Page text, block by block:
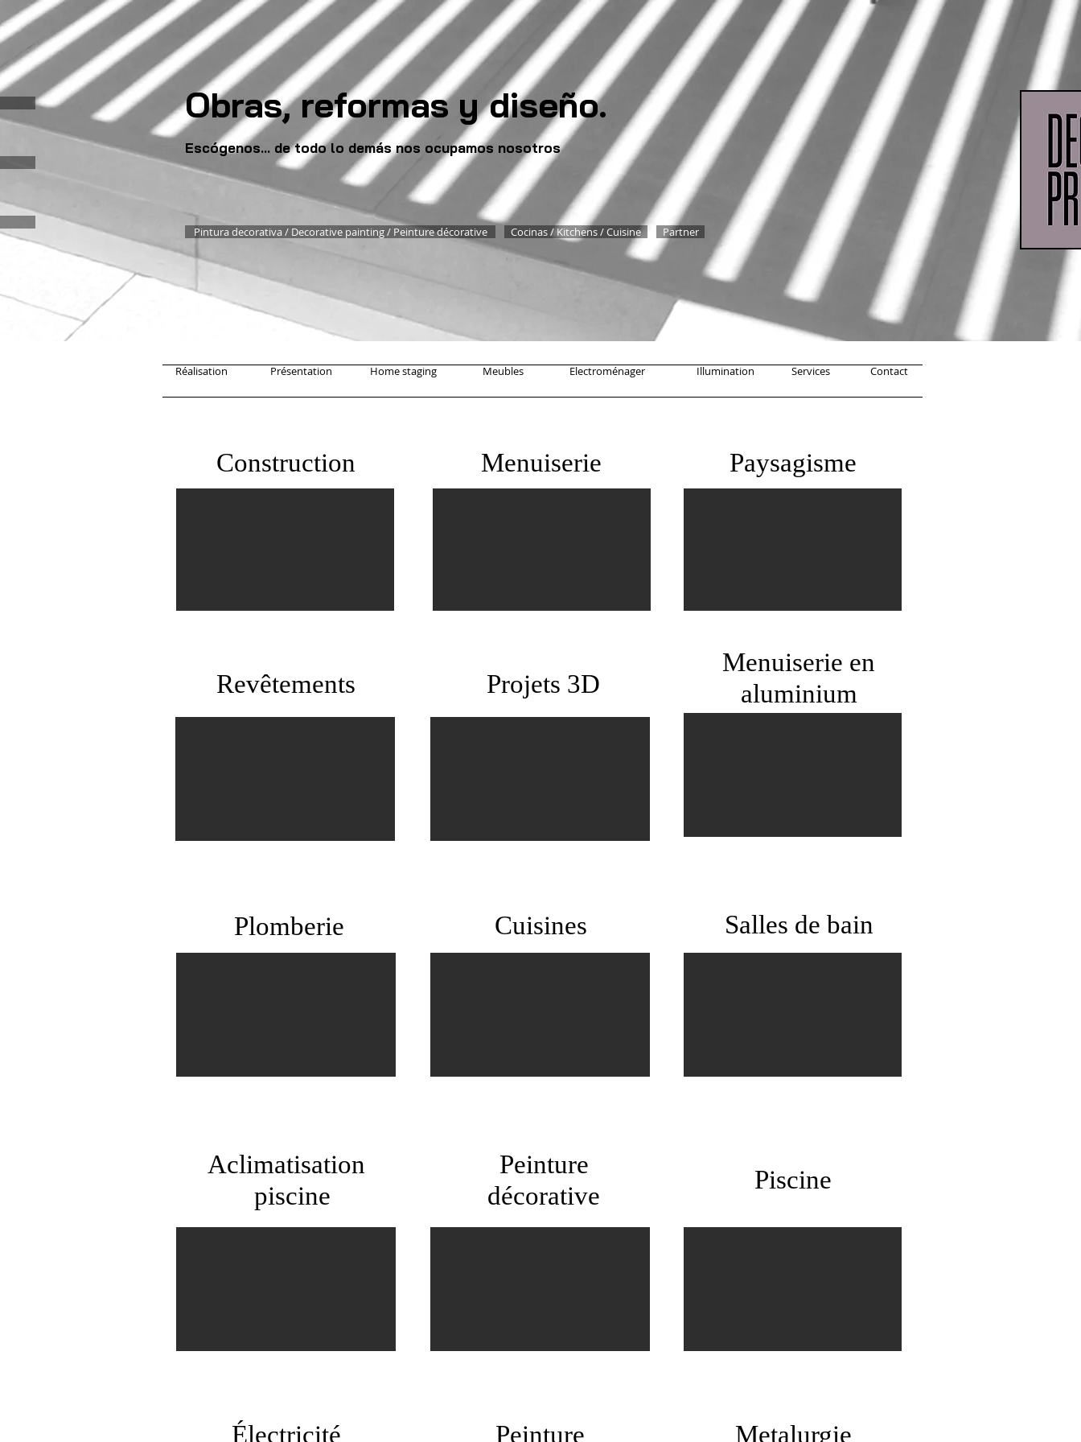
Obras, reformas y diseño.
Escógenos... de todo lo demás nos ocupamos nosotros
Partner
Pintura decorativa / Decorative painting / Peinture décorative Cocinas / Kitchens / Cuisine
Réalisation Présentation Home staging Meubles Electroménager Illumination Services Contact
Construction Menuiserie Paysagisme
Revêtements Projets 3D
Menuiserie en
aluminium
Plomberie Cuisines Salles de bain
Aclimatisation
piscine
Peinture
décorative
Piscine
Électricité Peinture Metalurgie